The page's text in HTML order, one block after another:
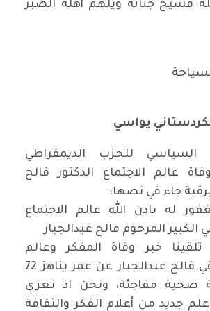
فسيح جناته ويلهم أهله الصبر
يواسي
للحزب الديمقراطي
عالم الاجتماع الدكتور فالح
برقية جاء في نصها:
له باذن الله عالم الاجتماع
الكبير المرحوم فالح عبدالجبار
خبر وفاة المفكر وعالم
الاجتماع العراقي فالح عبدالجبار عن عمر يناهز 72
صحية مفاجئة، ونحن اذ نعزي
جديد من أعلام الفكر والثقافة